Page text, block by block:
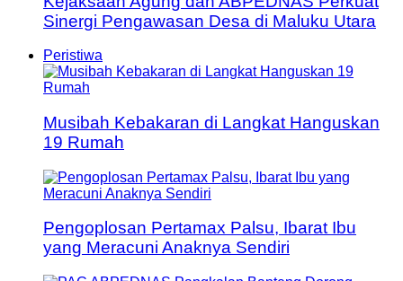
Sinergi Pengawasan Desa di Maluku Utara
Peristiwa
Musibah Kebakaran di Langkat Hanguskan
19 Rumah
Pengoplosan Pertamax Palsu, Ibarat Ibu
yang Meracuni Anaknya Sendiri